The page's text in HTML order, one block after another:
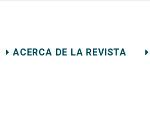
ACERCA DE LA REVISTA